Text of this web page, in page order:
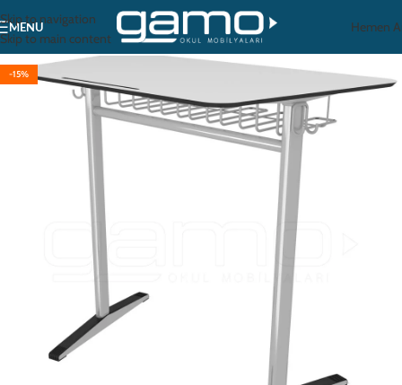
Skip to navigation
Skip to main content
MENU Hemen
-15%